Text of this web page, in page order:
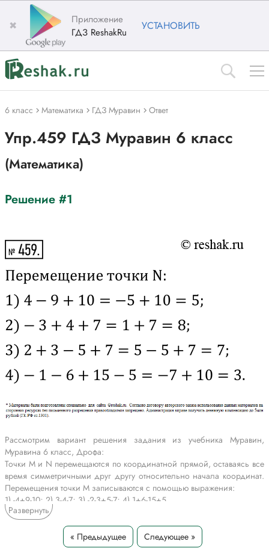
✖
Приложение
ГДЗ ReshakRu
УСТАНОВИТЬ
6 класс Математика ГДЗ Муравин Ответ
Упр.459 ГДЗ Муравин 6 класс
(Математика)
Решение #1
Рассмотрим вариант решения задания из учебника Муравин,
Муравина 6 класс, Дрофа:
Точки M и N перемещаются по координатной прямой, оставаясь все
время симметричными друг другу относительно начала координат.
Перемещения точки M записываются с помощью выражения:
1) -4+9-10; 2) 3-4-7; 3) -2-3+5-7; 4) 1+6-15+5.
Задайте выражением перемещение точки N и найдите значение
этого выражения.
*Текст задания приводится исключительно в образовательных целях
Развернуть
« Предыдущее Следующее »